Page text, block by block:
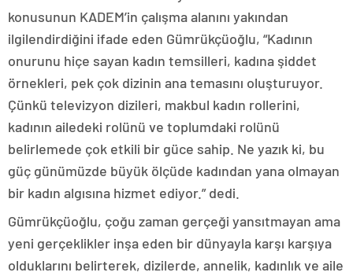
konusunun KADEM’in çalışma alanını yakından
ilgilendirdiğini ifade eden Gümrükçüoğlu, “Kadının
onurunu hiçe sayan kadın temsilleri, kadına şiddet
örnekleri, pek çok dizinin ana temasını oluşturuyor.
Çünkü televizyon dizileri, makbul kadın rollerini,
kadının ailedeki rolünü ve toplumdaki rolünü
belirlemede çok etkili bir güce sahip. Ne yazık ki, bu
güç günümüzde büyük ölçüde kadından yana olmayan
bir kadın algısına hizmet ediyor.” dedi.
Gümrükçüoğlu, çoğu zaman gerçeği yansıtmayan ama
yeni gerçeklikler inşa eden bir dünyayla karşı karşıya
olduklarını belirterek, dizilerde, annelik, kadınlık ve aile